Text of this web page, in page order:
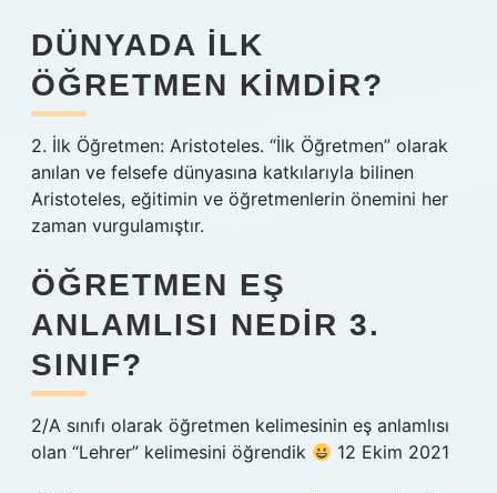
DÜNYADA ILK
ÖĞRETMEN KIMDIR?
2. İlk Öğretmen: Aristoteles. “İlk Öğretmen” olarak
anılan ve felsefe dünyasına katkılarıyla bilinen
Aristoteles, eğitimin ve öğretmenlerin önemini her
zaman vurgulamıştır.
ÖĞRETMEN EŞ
ANLAMLISI NEDIR 3.
SINIF?
2/A sınıfı olarak öğretmen kelimesinin eş anlamlısı
olan “Lehrer” kelimesini öğrendik
12 Ekim 2021